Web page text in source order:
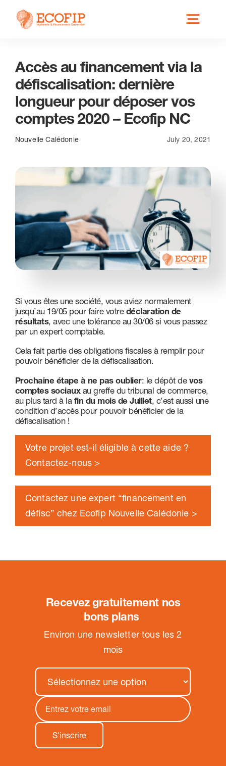
Skip
Qui est ECOFIP ?
Nos Services
Nos Implantations
Secteurs éligibles
Nous contacter
Accès au financement via la
défiscalisation: dernière
longueur pour déposer vos
comptes 2020 – Ecofip NC
Nouvelle Calédonie July 20, 2021
Si vous êtes une société, vous aviez normalement
jusqu’au 19/05 pour faire votre déclaration de
résultats, avec une tolérance au 30/06 si vous passez
par un expert comptable.
Cela fait partie des obligations fiscales à remplir pour
pouvoir bénéficier de la défiscalisation.
Prochaine étape à ne pas oublier: le dépôt de vos
comptes sociauxau greffe du tribunal de commerce,
au plus tard à la fin du mois de Juillet, c’est aussi une
condition d’accès pour pouvoir bénéficier de la
défiscalisation !
Votre projet est-il éligible à cette aide ?
Contactez-nous >
Contactez une expert “financement en
défisc” chez Ecofip Nouvelle Calédonie >
Recevez gratuitement nos
bons plans
Environ une newsletter tous les 2
mois